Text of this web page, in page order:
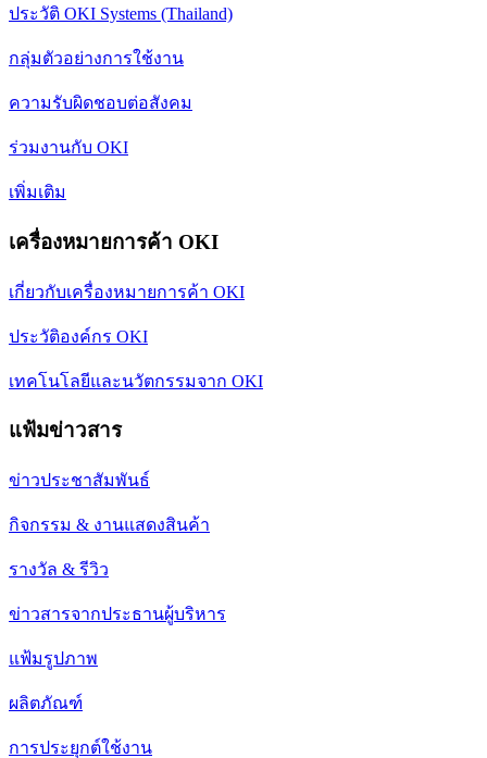
ประวัติ OKI Systems (Thailand)
กลุ่มตัวอย่างการใช้งาน
ความรับผิดชอบต่อสังคม
ร่วมงานกับ OKI
เพิ่มเติม
เครื่องหมายการค้า OKI
เกี่ยวกับเครื่องหมายการค้า OKI
ประวัติองค์กร OKI
เทคโนโลยีและนวัตกรรมจาก OKI
แฟ้มข่าวสาร
ข่าวประชาสัมพันธ์
กิจกรรม & งานแสดงสินค้า
รางวัล & รีวิว
ข่าวสารจากประธานผู้บริหาร
แฟ้มรูปภาพ
ผลิตภัณฑ์
การประยุกต์ใช้งาน